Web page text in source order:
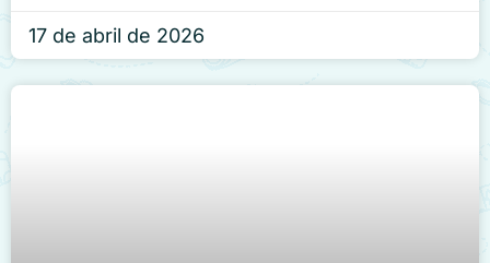
17 de abril de 2026